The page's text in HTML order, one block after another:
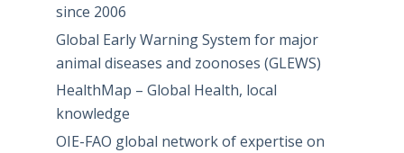
since 2006
Global Early Warning System for major
animal diseases and zoonoses (GLEWS)
HealthMap – Global Health, local
knowledge
OIE-FAO global network of expertise on